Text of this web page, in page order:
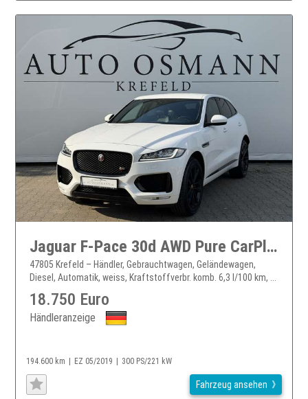
Jaguar F-Pace 30d AWD Pure CarPlay LED
47805 Krefeld – Händler, Gebrauchtwagen, Geländewagen,
Diesel, Automatik, weiss, Kraftstoffverbr. komb. 6,3 l/100 km, ...
18.750 Euro
Händleranzeige
194.600 km EZ 05/2019 300 PS/221 kW
Fahrzeug ansehen